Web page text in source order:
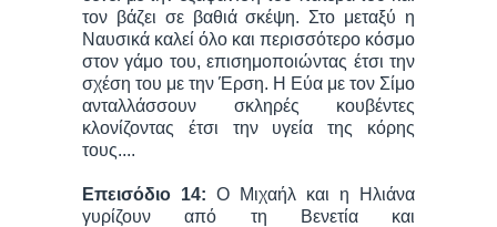
τον βάζει σε βαθιά σκέψη. Στο μεταξύ η
Ναυσικά καλεί όλο και περισσότερο κόσμο
στον γάμο του, επισημοποιώντας έτσι την
σχέση του με την Έρση. Η Εύα με τον Σίμο
ανταλλάσσουν σκληρές κουβέντες
κλονίζοντας έτσι την υγεία της κόρης
τους....
Επεισόδιο 14: Ο Μιχαήλ και η Ηλιάνα
γυρίζουν από τη Βενετία και